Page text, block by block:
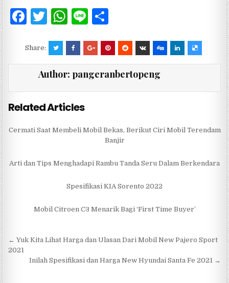
F
c
e
o
o
k
T
it
te
r
W
at
s
A
p
p
Li
e
ar
e
Share:
Author: pangeranbertopeng
Related Articles
Cermati Saat Membeli Mobil Bekas, Berikut Ciri Mobil Terendam
Banjir
Arti dan Tips Menghadapi Rambu Tanda Seru Dalam Berkendara
Spesifikasi KIA Sorento 2022
Mobil Citroen C3 Menarik Bagi ‘First Time Buyer’
Navigasi
pos
← Yuk Kita Lihat Harga dan Ulasan Dari Mobil New Pajero Sport
2021
Inilah Spesifikasi dan Harga New Hyundai Santa Fe 2021 →